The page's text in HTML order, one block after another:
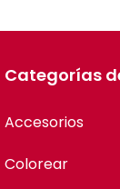
Categorías
Accesorios
Colorear